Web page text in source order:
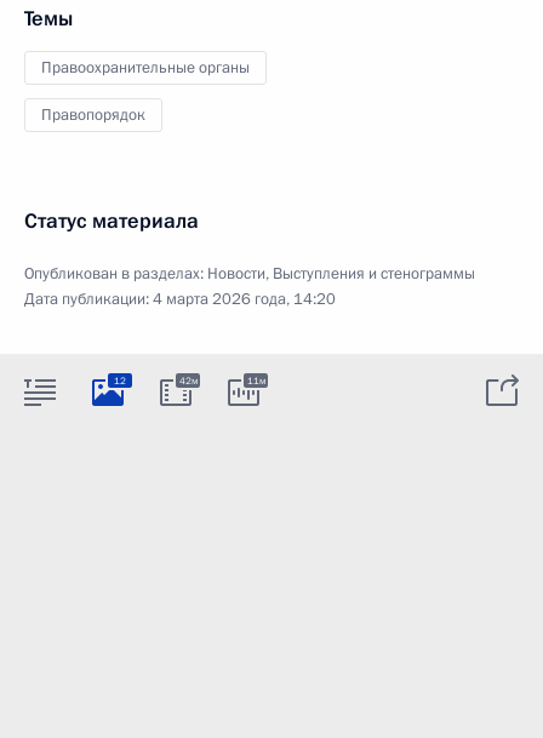
Темы
Правоохранительные органы
Правопорядок
Статус материала
Опубликован в разделах: Новости, Выступления и стенограммы
Дата публикации:4 марта 2026 года, 14:20
12 42м 11м